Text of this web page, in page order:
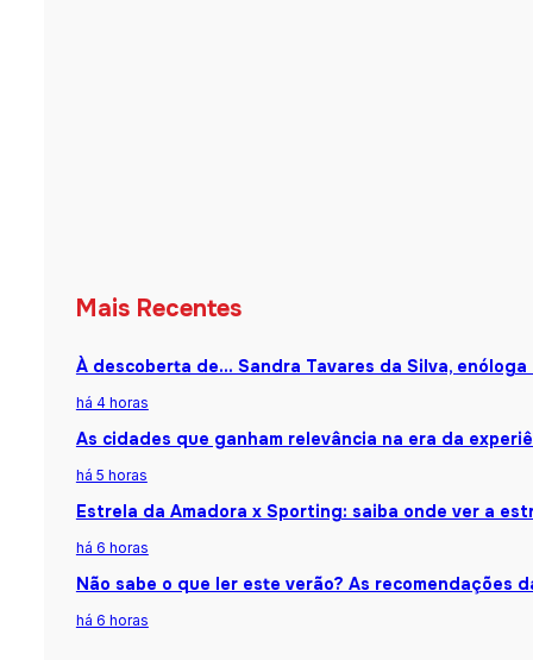
Mais Recentes
À descoberta de… Sandra Tavares da Silva,
há 4 horas
As cidades que ganham relevância na era da
há 5 horas
Estrela da Amadora x Sporting: saiba onde ver a
há 6 horas
Não sabe o que ler este verão? As recomendações
há 6 horas